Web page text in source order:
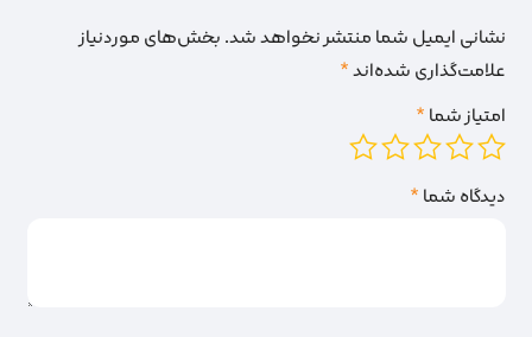
نشانی ایمیل شما منتشر نخواهد شد.بخش‌های موردنیاز
علامت‌گذاری شده‌اند*
امتیاز شما*
دیدگاه شما*